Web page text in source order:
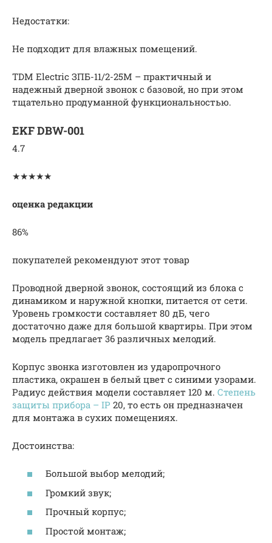
Недостатки:
Не подходит для влажных помещений.
TDM Electric ЗПБ-11/2-25М – практичный и
надежный дверной звонок с базовой, но при этом
тщательно продуманной функциональностью.
EKF DBW-001
4.7
★★★★★
оценка редакции
86%
покупателей рекомендуют этот товар
Проводной дверной звонок, состоящий из блока с
динамиком и наружной кнопки, питается от сети.
Уровень громкости составляет 80 дБ, чего
достаточно даже для большой квартиры. При этом
модель предлагает 36 различных мелодий.
Корпус звонка изготовлен из ударопрочного
пластика, окрашен в белый цвет с синими узорами.
Радиус действия модели составляет 120 м. Степень
защиты прибора – IP 20, то есть он предназначен
для монтажа в сухих помещениях.
Достоинства:
Большой выбор мелодий;
Громкий звук;
Прочный корпус;
Простой монтаж;